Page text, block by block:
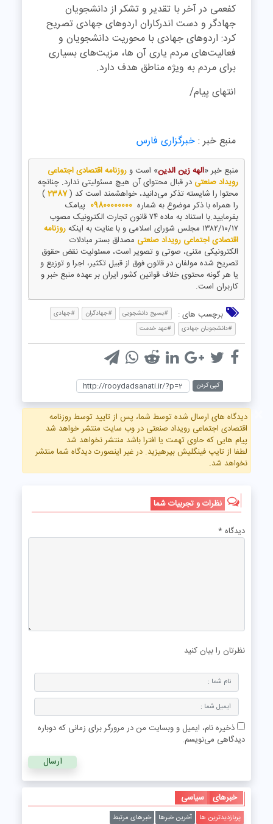
کفعمی در آخر با تقدیر و تشکر از دانشجویان
جهادگر و دست اندرکاران اردوهای جهادی تصریح
کرد: اردوهای جهادی با محوریت دانشجویان و
فعالیت‌های مردم یاری آن‌ ها، مزیت‌های بسیاری
برای مردم به ویژه مناطق هدف دارد.
انتهای پیام/
منبع خبر :خبرگزاری فارس
منبع خبر «الهه زین الدین» است وروزنامه اقتصادی اجتماعی
رویداد صنعتی در قبال محتوای آن هیچ مسئولیتی ندارد. چنانچه
محتوا را شایسته تذکر می‌دانید، خواهشمند است کد (2387
)
را همراه با ذکر موضوع به شماره 09800000000
پیامک
بفرمایید.با استناد به ماده ۷۴ قانون تجارت الکترونیک مصوب
۱۳۸۲/۱۰/۱۷ مجلس شورای اسلامی و با عنایت به اینکه
روزنامه
اقتصادی اجتماعی رویداد صنعتی مصداق بستر مبادلات
الکترونیکی متنی، صوتی و تصویر است، مسئولیت نقض حقوق
تصریح شده مولفان در قانون فوق از قبیل تکثیر، اجرا و توزیع و
یا هر گونه محتوی خلاف قوانین کشور ایران بر عهده منبع خبر و
کاربران است.
برچسب های : #بسیج دانشجویی #جهادگران
#جهادی
#دانشجویان جهادی
#عهد خدمت
کپی کردن
دیدگاه های ارسال شده توسط شما، پس از تایید توسط روزنامه
اقتصادی اجتماعی رویداد صنعتی در وب سایت منتشر خواهد شد
پیام هایی که حاوی تهمت یا افترا باشد منتشر نخواهد شد
لطفا از تایپ فینگلیش بپرهیزید. در غیر اینصورت دیدگاه شما منتشر
نخواهد شد.
نظرات و تجربیات شما
دیدگاه*
نظرتان را بیان کنید
ذخیره نام، ایمیل و وبسایت من در مرورگر برای زمانی که دوباره
دیدگاهی می‌نویسم.
خبرهای سیاسی
پربازدیدترین ها آخرین خبرها خبرهای مرتبط